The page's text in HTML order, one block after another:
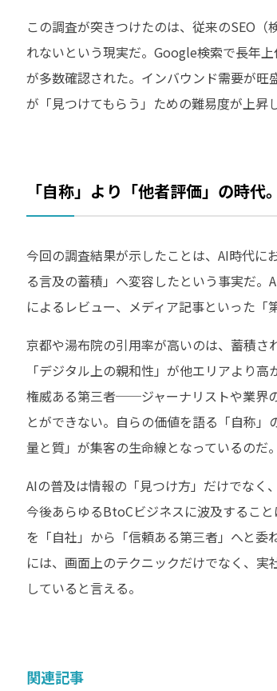
この調査が突きつけたのは、従来のSEO
れないという現実だ。Google検索で長年
が多数確認された。インバウンド需要が
が「見つけてもらう」ための難易度が上昇
「自称」より「他者評価」の時
今回の調査結果が示したことは、AI時代
る言及の蓄積」へ変容したという事実だ
によるレビュー、メディア記事といった
京都や湯布院の引用率が高いのは、蓄積
「デジタル上の親和性」が他エリアより
権威ある第三者──ジャーナリストや業界
とができない。自らの価値を語る「自称
量と質」が集客の生命線となっているのだ。
AIの普及は情報の「見つけ方」だけでな
今後あらゆるBtoCビジネスに波及するこ
を「自社」から「信頼ある第三者」へと
には、画面上のテクニックだけでなく、
していると言える。
関連記事